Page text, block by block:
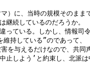
）に、当時の規模そのまま
継続しているのだろうか。
ている。しかし、情報司
持している”のであって、
を与えるだけなので、共同
止しよう’と約束し、北派は